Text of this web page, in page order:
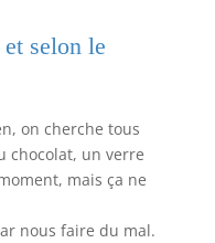
selon le
on cherche tous
chocolat, un verre
mais ça ne
nous faire du mal.